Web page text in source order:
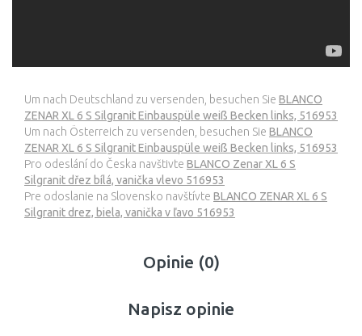
Um nach Deutschland zu versenden, besuchen Sie BLANCO
ZENAR XL 6 S Silgranit Einbauspüle weiß Becken links, 516953
Um nach Österreich zu versenden, besuchen Sie BLANCO
ZENAR XL 6 S Silgranit Einbauspüle weiß Becken links, 516953
Pro odeslání do Česka navštivte BLANCO Zenar XL 6 S
Silgranit dřez bílá, vanička vlevo 516953
Pre odoslanie na Slovensko navštívte BLANCO ZENAR XL 6 S
Silgranit drez, biela, vanička v ľavo 516953
Opinie (0)
Napisz opinie